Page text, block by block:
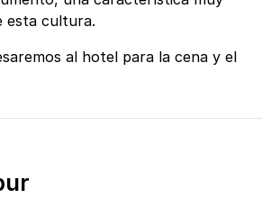
esta cultura.
al hotel para la cena y el